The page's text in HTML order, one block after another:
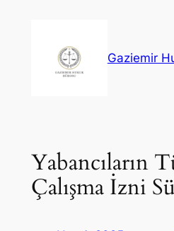
Gaziemir
Yabancıların
Çalışma İzni